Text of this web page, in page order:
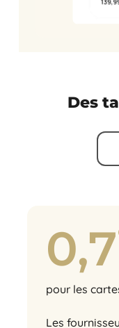
Des
0,7
pour les
Les